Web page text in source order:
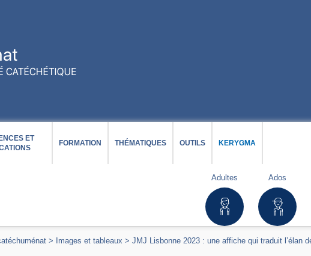
ET
FORMATION THÉMATIQUES OUTILS KERYGMA
Adultes Ados
> Images et tableaux > JMJ Lisbonne 2023 : une affiche qui traduit l’élan